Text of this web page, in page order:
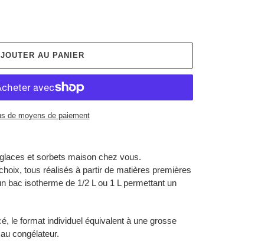
AU PANIER
de moyens de paiement
et sorbets maison chez vous.
tous réalisés à partir de matières premières
bac isotherme de 1/2 L ou 1 L permettant un
le format individuel équivalent à une grosse
congélateur.